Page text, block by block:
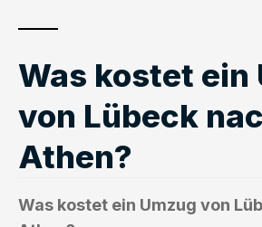
Was kostet ein
von Lübeck
Athen?
Was kostet ein Umzug von